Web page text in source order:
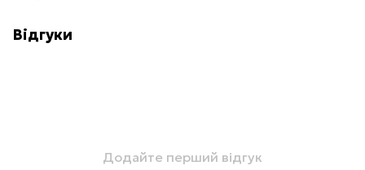
Відгуки
Додайте перший відгук